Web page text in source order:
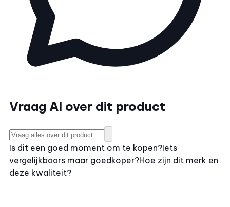
Vraag AI over dit product
Is dit een goed moment om te kopen?Iets
vergelijkbaars maar goedkoper?Hoe zijn dit merk en
deze kwaliteit?